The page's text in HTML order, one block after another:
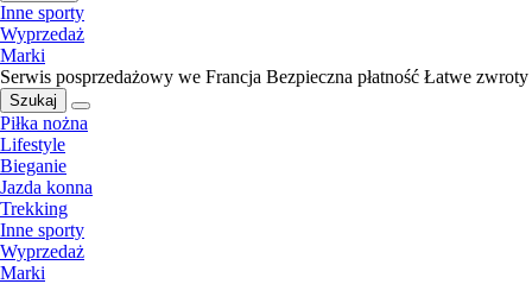
Inne sporty
Wyprzedaż
Marki
Serwis posprzedażowy we Francja Bezpieczna płatność Łatwe zwroty
Szukaj
Piłka nożna
Lifestyle
Bieganie
Jazda konna
Trekking
Inne sporty
Wyprzedaż
Marki